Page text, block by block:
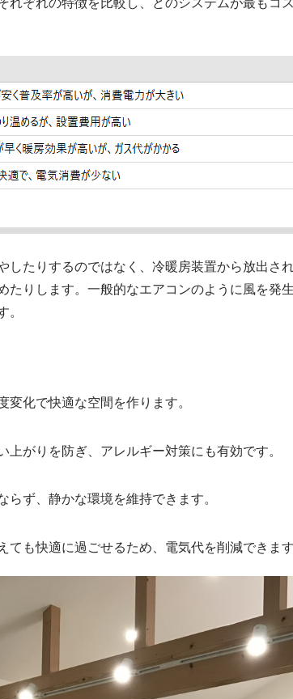
したりするのではなく、冷暖房装置から放出さ
たりします。一般的なエアコンのように風を発
化で快適な空間を作ります。
がりを防ぎ、アレルギー対策にも有効です。
ず、静かな環境を維持できます。
ても快適に過ごせるため、電気代を削減できま